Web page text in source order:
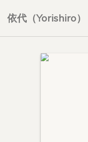
依代（Yorishiro）